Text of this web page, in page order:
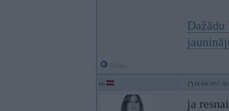
sn 24. Feb 2017,
ja